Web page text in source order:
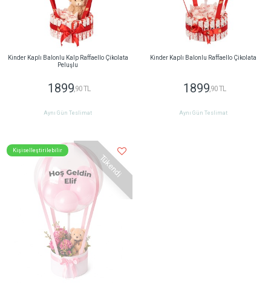
Kinder Kaplı Balonlu Kalp Raffaello Çikolata
Peluşlu
1899 ,90 TL
Aynı Gün Teslimat
Kinder Kaplı Balonlu Raffaello Çikolata
1899 ,90 TL
Aynı Gün Teslimat
Tükendi
Kişiselleştirilebilir